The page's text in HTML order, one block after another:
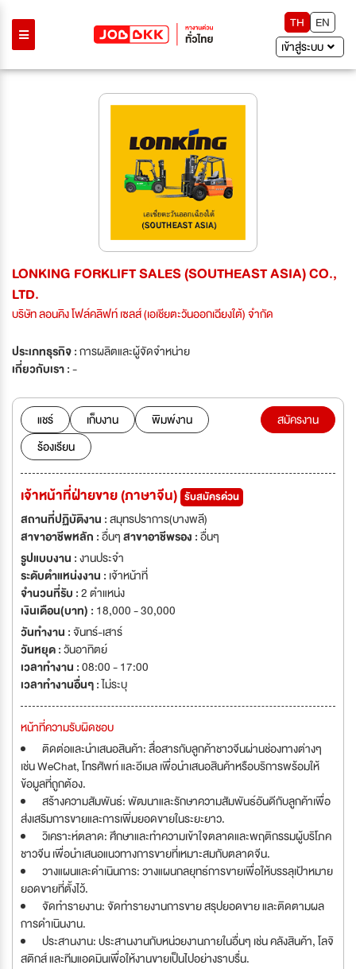
TH
EN
เข้าสู่ระบบ
LONKING FORKLIFT SALES (SOUTHEAST ASIA) CO.,
LTD.
บริษัท ลอนคิง โฟล์คลิฟท์ เซลส์ (เอเชียตะวันออกเฉียงใต้) จำกัด
ประเภทธุรกิจ :การผลิตและผู้จัดจำหน่าย
เกี่ยวกับเรา :-
แชร์ เก็บงาน
พิมพ์งาน
ร้องเรียน
สมัครงาน
เจ้าหน้าที่ฝ่ายขาย (ภาษาจีน) รับสมัครด่วน
สถานที่ปฏิบัติงาน :สมุทรปราการ(บางพลี)
สาขาอาชีพหลัก :อื่นๆสาขาอาชีพรอง :อื่นๆ
รูปแบบงาน :งานประจำ
ระดับตำแหน่งงาน : เจ้าหน้าที่
จำนวนที่รับ :2 ตำแหน่ง
เงินเดือน(บาท) : 18,000 - 30,000
วันทำงาน :จันทร์-เสาร์
วันหยุด :วันอาทิตย์
เวลาทำงาน :08:00 - 17:00
เวลาทำงานอื่นๆ :ไม่ระบุ
หน้าที่ความรับผิดชอบ
ติดต่อและนำเสนอสินค้า: สื่อสารกับลูกค้าชาวจีนผ่านช่องทางต่างๆ
เช่น WeChat, โทรศัพท์ และอีเมล เพื่อนำเสนอสินค้าหรือบริการพร้อมให้
ข้อมูลที่ถูกต้อง.
สร้างความสัมพันธ์: พัฒนาและรักษาความสัมพันธ์อันดีกับลูกค้าเพื่อ
ส่งเสริมการขายและการเพิ่มยอดขายในระยะยาว.
วิเคราะห์ตลาด: ศึกษาและทำความเข้าใจตลาดและพฤติกรรมผู้บริโภค
ชาวจีน เพื่อนำเสนอแนวทางการขายที่เหมาะสมกับตลาดจีน.
วางแผนและดำเนินการ: วางแผนกลยุทธ์การขายเพื่อให้บรรลุเป้าหมาย
ยอดขายที่ตั้งไว้.
จัดทำรายงาน: จัดทำรายงานการขาย สรุปยอดขาย และติดตามผล
การดำเนินงาน.
ประสานงาน: ประสานงานกับหน่วยงานภายในอื่นๆ เช่น คลังสินค้า, โลจิ
สติกส์ และทีมแอดมินเพื่อให้งานขายเป็นไปอย่างราบรื่น.